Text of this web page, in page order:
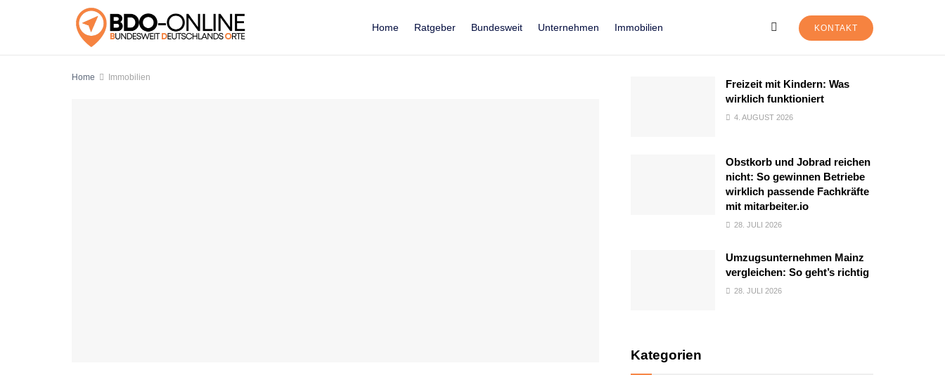
Home Ratgeber Bundesweit Unternehmen Immobilien KONTAKT
Home Immobilien
Freizeit mit Kindern: Was
wirklich funktioniert
4. AUGUST 2026
Obstkorb und Jobrad reichen
nicht: So gewinnen Betriebe
wirklich passende Fachkräfte
mit mitarbeiter.io
28. JULI 2026
Umzugsunternehmen Mainz
vergleichen: So geht’s richtig
28. JULI 2026
Kategorien